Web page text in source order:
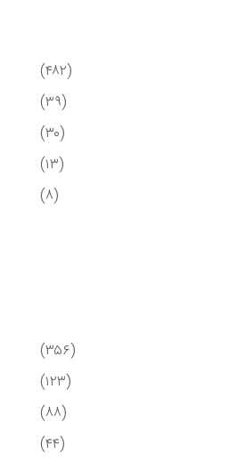
(۴۸۲)
(۳۹)
(۳۰)
(۱۳)
(۸)
(۳۵۶)
(۱۲۳)
(۸۸)
(۴۴)